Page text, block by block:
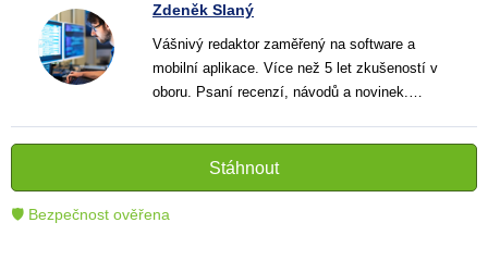
Zdeněk Slaný
Vášnivý redaktor zaměřený na software a
mobilní aplikace. Více než 5 let zkušeností v
oboru. Psaní recenzí, návodů a novinek.
pomáhají čtenářům lépe porozumět a využít
moderní technologie.
Stáhnout
🛡 Bezpečnost ověřena